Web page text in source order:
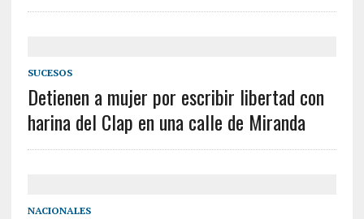
SUCESOS
Detienen a mujer por escribir libertad con
harina del Clap en una calle de Miranda
NACIONALES